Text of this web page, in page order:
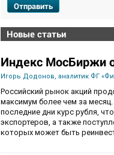
Отправить
Новые статьи
Индекс МосБиржи
Игорь Додонов, аналитик ФГ
Российский рынок акций
максимум более чем за
последние дни курс рубля,
экспортеров, а также
которых может быть